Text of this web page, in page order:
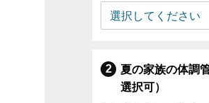
夏の家族の体調
選択可）